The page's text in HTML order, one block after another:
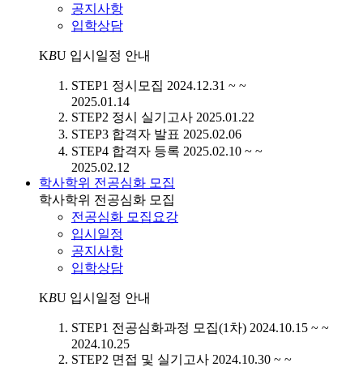
공지사항
입학상담
KBU 입시일정 안내
STEP1 정시모집 2024.12.31 ~ ~
2025.01.14
STEP2 정시 실기고사 2025.01.22
STEP3 합격자 발표 2025.02.06
STEP4 합격자 등록 2025.02.10 ~ ~
2025.02.12
학사학위 전공심화 모집
학사학위 전공심화 모집
전공심화 모집요강
입시일정
공지사항
입학상담
KBU 입시일정 안내
STEP1 전공심화과정 모집(1차) 2024.10.15 ~ ~
2024.10.25
STEP2 면접 및 실기고사 2024.10.30 ~ ~